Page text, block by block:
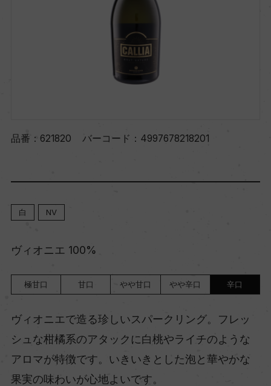
品番： 621820 バーコード： 4997678218201
白 NV
ヴィオニエ 100%
極甘口 甘口 やや甘口 やや辛口 辛口
ヴィオニエで造る珍しいスパークリング。フレッ
シュな柑橘系のアタックに白桃やライチのような
アロマが特徴です。いきいきとした泡と華やかな
果実の味わいが心地よいです。